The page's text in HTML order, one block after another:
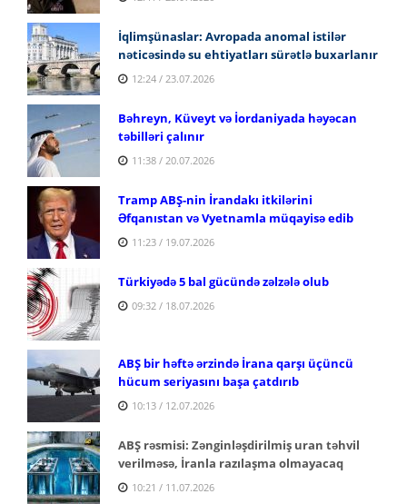
İqlimşünaslar: Avropada anomal istilər
nəticəsində su ehtiyatları sürətlə buxarlanır
12:24 / 23.07.2026
Bəhreyn, Küveyt və İordaniyada həyəcan
təbilləri çalınır
11:38 / 20.07.2026
Tramp ABŞ-nin İrandakı itkilərini
Əfqanıstan və Vyetnamla müqayisə edib
11:23 / 19.07.2026
Türkiyədə 5 bal gücündə zəlzələ olub
09:32 / 18.07.2026
ABŞ bir həftə ərzində İrana qarşı üçüncü
hücum seriyasını başa çatdırıb
10:13 / 12.07.2026
ABŞ rəsmisi: Zənginləşdirilmiş uran təhvil
verilməsə, İranla razılaşma olmayacaq
10:21 / 11.07.2026